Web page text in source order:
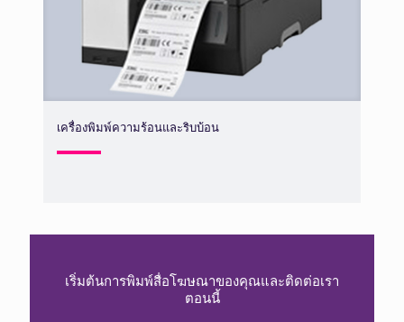
เครื่องพิมพ์ความร้อนและริบบ้อน
เริ่มต้นการพิมพ์สื่อโฆษณาของคุณและติดต่อเรา
ตอนนี้